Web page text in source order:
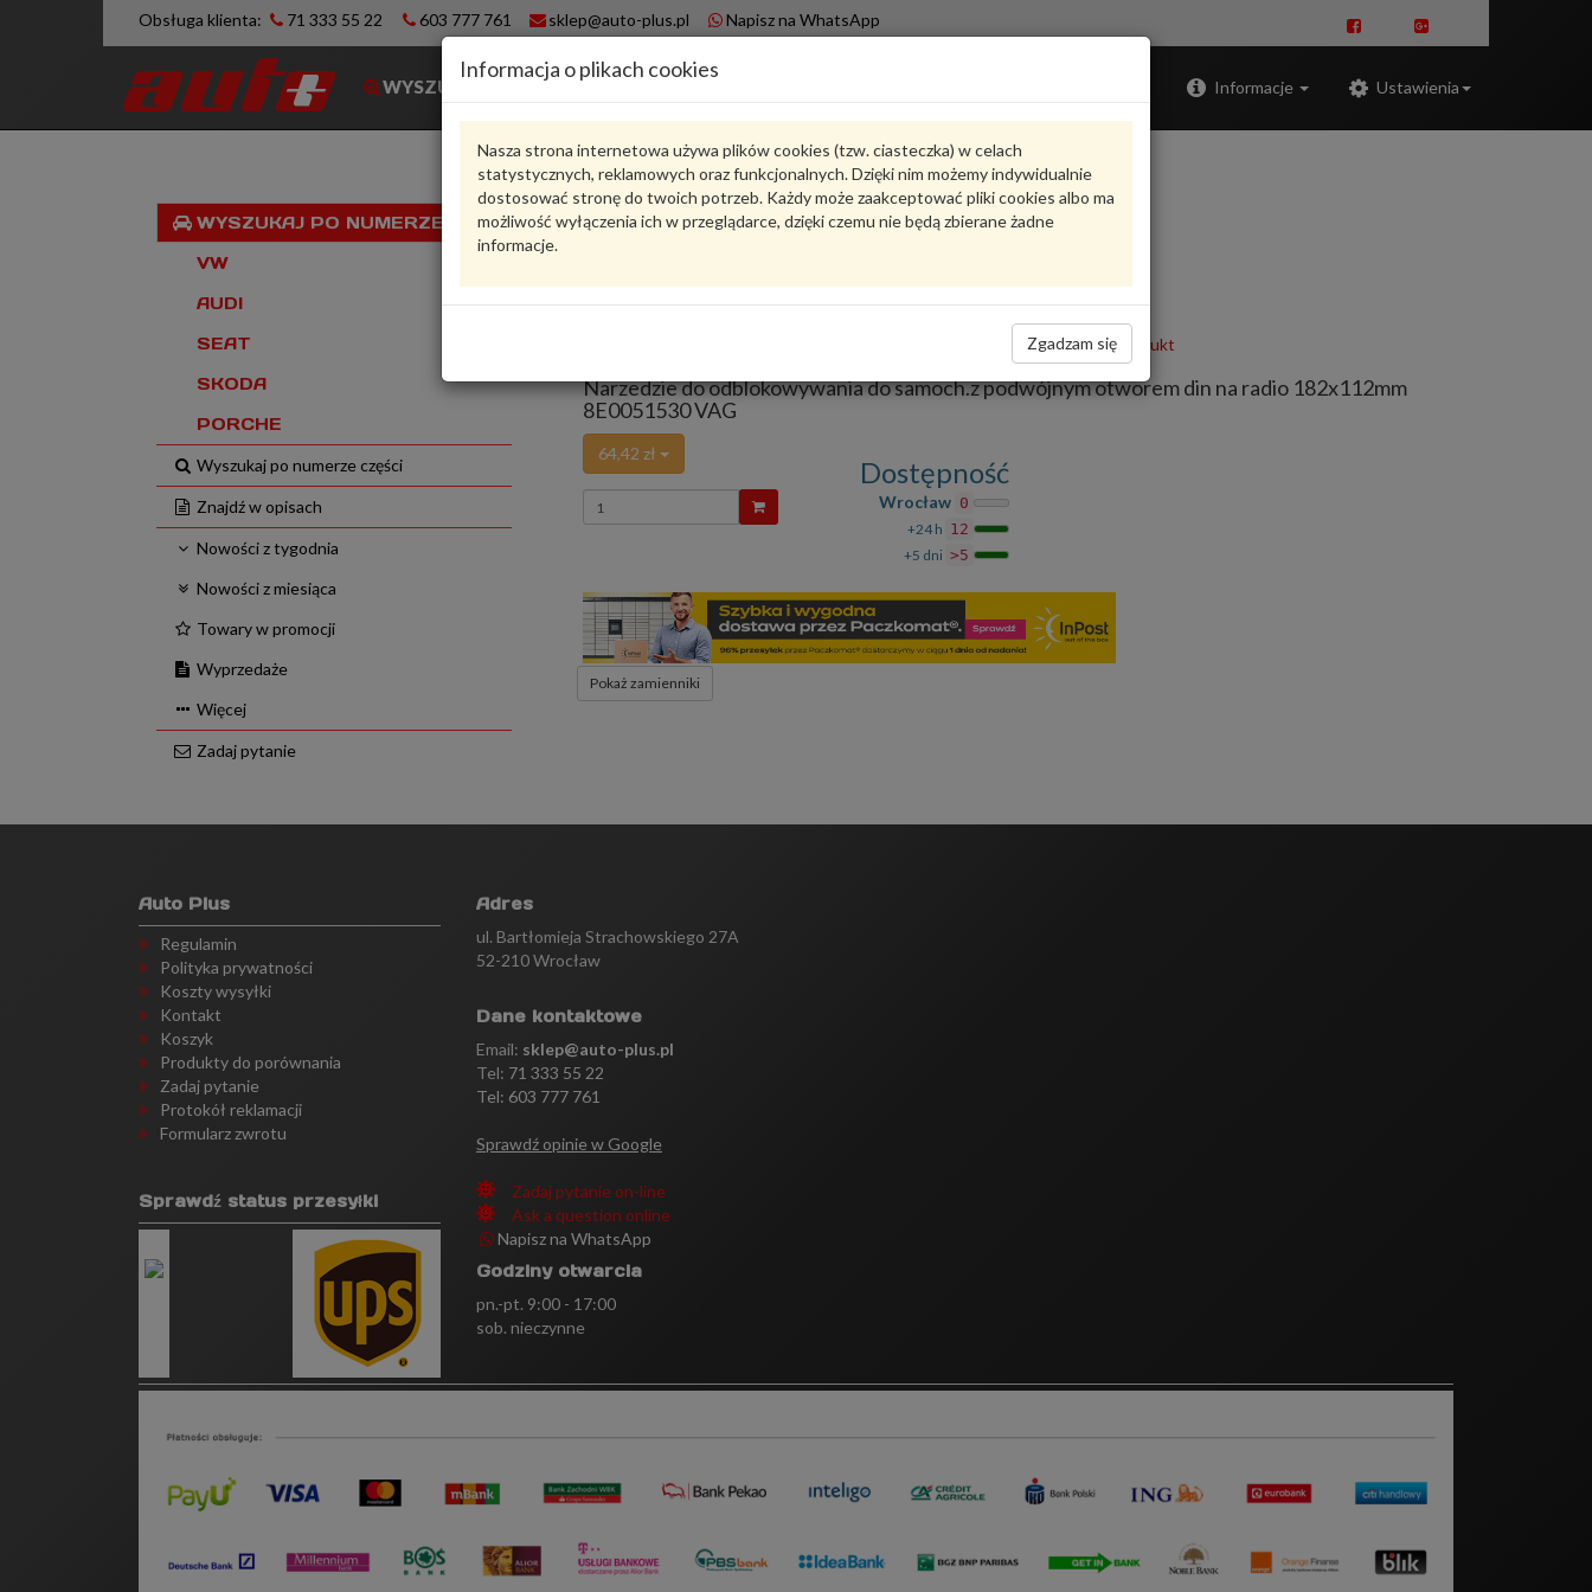
Obsługa klienta: 71 333 55 22 603 777 761 sklep@auto-plus.pl Napisz na WhatsApp
WYSZUKIWARKA Informacje Ustawienia
Informacja o plikach cookies
Nasza strona internetowa używa plików cookies (tzw. ciasteczka) w celach
statystycznych, reklamowych oraz funkcjonalnych. Dzięki nim możemy indywidualnie
dostosować stronę do twoich potrzeb. Każdy może zaakceptować pliki cookies albo ma
możliwość wyłączenia ich w przeglądarce, dzięki czemu nie będą zbierane żadne
informacje.
Zgadzam się
WYSZUKAJ PO NUMERZE VIN
VW
AUDI
SEAT
SKODA
PORCHE
Wyszukaj po numerze części
Znajdź w opisach
Nowości z tygodnia
Nowości z miesiąca
Towary w promocji
Wyprzedaże
Więcej
Zadaj pytanie
Karta produktu
VAG - produkt oryginalny VW AUDI SEAT SKODA
, oddano głosów:4 oceń produkt
Narzedzie do odblokowywania do samoch.z podwójnym otworem din na radio 182x112mm
8E0051530 VAG
64,42 zł
Wprowadź
ilość
Dostępność
Wrocław 0
+24 h 12
+5 dni >5
Pokaż zamienniki
Auto Plus
Regulamin
Polityka prywatności
Koszty wysyłki
Kontakt
Koszyk
Produkty do porównania
Zadaj pytanie
Protokół reklamacji
Formularz zwrotu
Sprawdź status przesyłki
Adres
ul. Bartłomieja Strachowskiego 27A
52-210 Wrocław
Dane kontaktowe
Email: sklep@auto-plus.pl
Tel: 71 333 55 22
Tel: 603 777 761
Sprawdź opinie w Google
Zadaj pytanie on-line
Ask a question online
Napisz na WhatsApp
Godziny otwarcia
pn.-pt. 9:00 - 17:00
sob. nieczynne